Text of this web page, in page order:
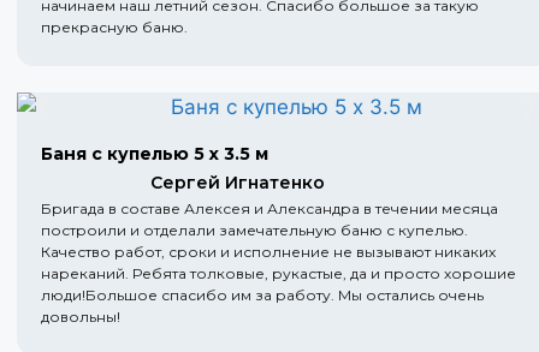
начинаем наш летний сезон. Спасибо большое за такую
прекрасную баню.
Баня с купелью 5 х 3.5 м
Сергей Игнатенко
Бригада в составе Алексея и Александра в течении месяца
построили и отделали замечательную баню с купелью.
Качество работ, сроки и исполнение не вызывают никаких
нареканий. Ребята толковые, рукастые, да и просто хорошие
люди!Большое спасибо им за работу. Мы остались очень
довольны!